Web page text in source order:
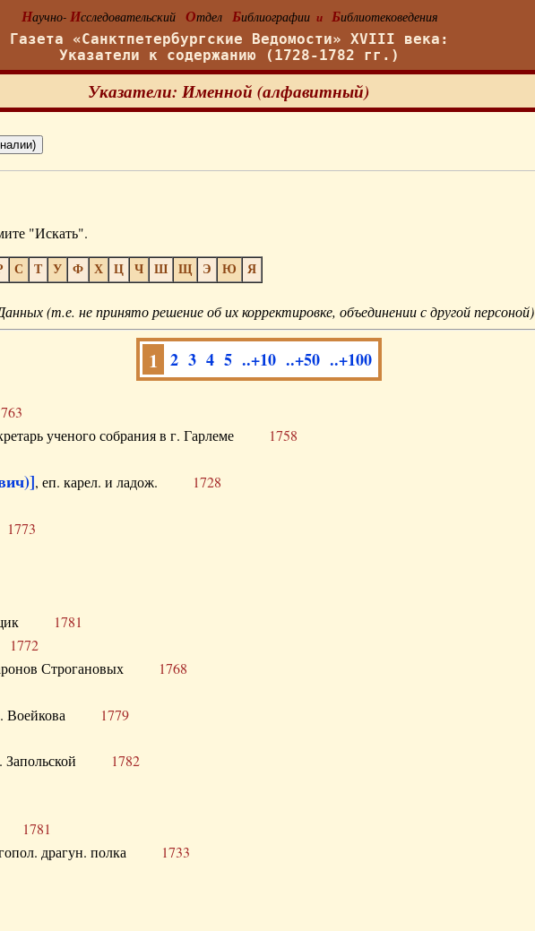
Научно- Исследовательский Отдел Библиографии и Библиотековедения
Газета «Санктпетербургские Ведомости» XVIII века:
Указатели к содержанию (1728-1782 гг.)
Указатели: Именной (алфавитный)
"Искать".
С Т У Ф Х Ц Ч Ш Щ Э Ю Я
(т.е. не принято решение об их корректировке, объединении с другой персоной)
1 2 3 4 5 ..+10 ..+50 ..+100
ученого собрания в г. Гарлеме 1758
, еп. карел. и ладож. 1728
1773
1781
1772
Строгановых 1768
Воейкова 1779
Запольской 1782
1781
драгун. полка 1733